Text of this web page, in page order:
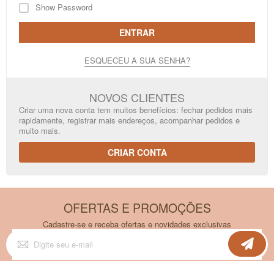
Show Password
ENTRAR
ESQUECEU A SUA SENHA?
NOVOS CLIENTES
Criar uma nova conta tem muitos benefícios: fechar pedidos mais
rapidamente, registrar mais endereços, acompanhar pedidos e
muito mais.
CRIAR CONTA
OFERTAS E PROMOÇÕES
Cadastre-se e receba ofertas e novidades exclusivas
Inscreva-
se
na